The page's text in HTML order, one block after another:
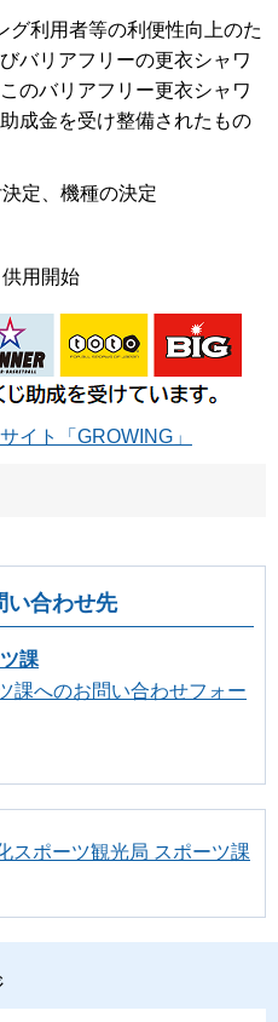
グ利用者等の利便性向上のた
バリアフリーの更衣シャワ
のバリアフリー更衣シャワ
成金を受け整備されたもの
定、機種の決定
用開始
イト「GROWING」
い合わせ先
課
課へのお問い合わせフォー
スポーツ観光局 スポーツ課